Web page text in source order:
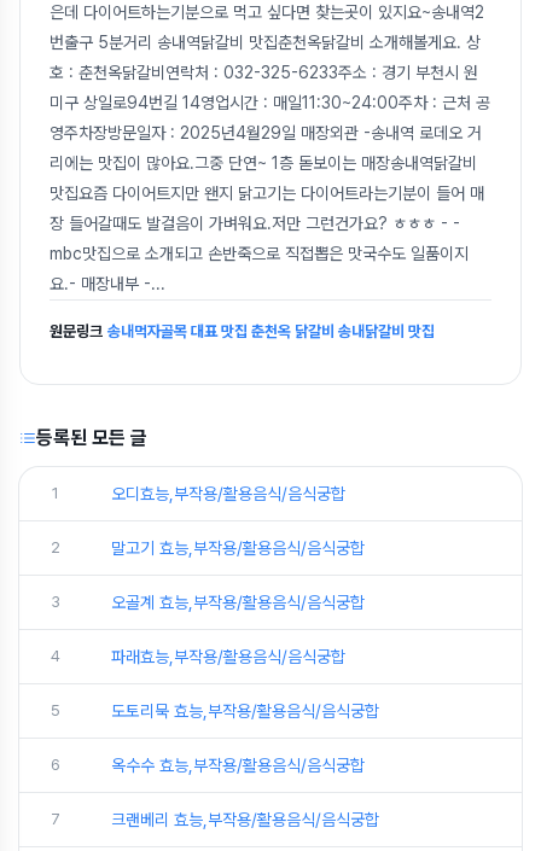
은데 다이어트하는기분으로 먹고 싶다면 찾는곳이 있지요~송내역2
번출구 5분거리 송내역닭갈비 맛집춘천옥닭갈비 소개해볼게요. 상
호 : 춘천옥닭갈비연락처 : 032-325-6233주소 : 경기 부천시 원
미구 상일로94번길 14영업시간 : 매일11:30~24:00주차 : 근처 공
영주차장방문일자 : 2025년4월29일 매장외관 -송내역 로데오 거
리에는 맛집이 많아요.그중 단연~ 1층 돋보이는 매장송내역닭갈비
맛집요즘 다이어트지만 왠지 닭고기는 다이어트라는기분이 들어 매
장 들어갈때도 발걸음이 가벼워요.저만 그런건가요? ㅎㅎㅎ - -
mbc맛집으로 소개되고 손반죽으로 직접뽑은 맛국수도 일품이지
요.- 매장내부 -...
원문링크 송내먹자골목 대표 맛집 춘천옥 닭갈비 송내닭갈비 맛집
등록된 모든 글
1 오디효능,부작용/활용음식/음식궁합
2 말고기 효능,부작용/활용음식/음식궁합
3 오골계 효능,부작용/활용음식/음식궁합
4 파래효능,부작용/활용음식/음식궁합
5 도토리묵 효능,부작용/활용음식/음식궁합
6 옥수수 효능,부작용/활용음식/음식궁합
7 크랜베리 효능,부작용/활용음식/음식궁합